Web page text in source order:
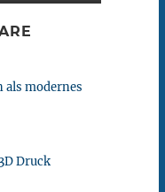
als modernes
3D Druck